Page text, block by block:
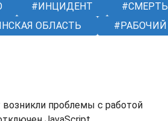
ИНЦИДЕНТ
СМЕРТЬ
ОБЛАСТЬ РАБОЧИЙ
проблемы с работой